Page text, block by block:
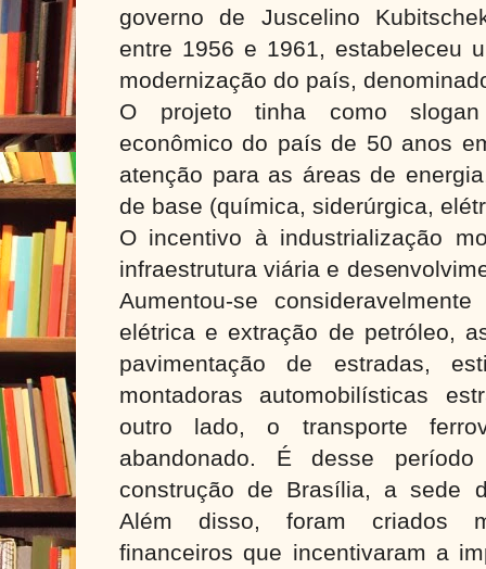
governo de Juscelino
entre 1956 e 1961, estabeleceu
modernização do país,
O projeto tinha como
econômico do país de 50 anos
atenção para as áreas de
de base (química, siderúrgica,
O incentivo à industrialização
infraestrutura viária e
Aumentou-se
elétrica e extração de petróleo,
pavimentação de estradas,
montadoras automobilísticas
outro lado, o transporte
abandonado. É desse
construção de Brasília, a sede
Além disso, foram criados
financeiros que incentivaram a